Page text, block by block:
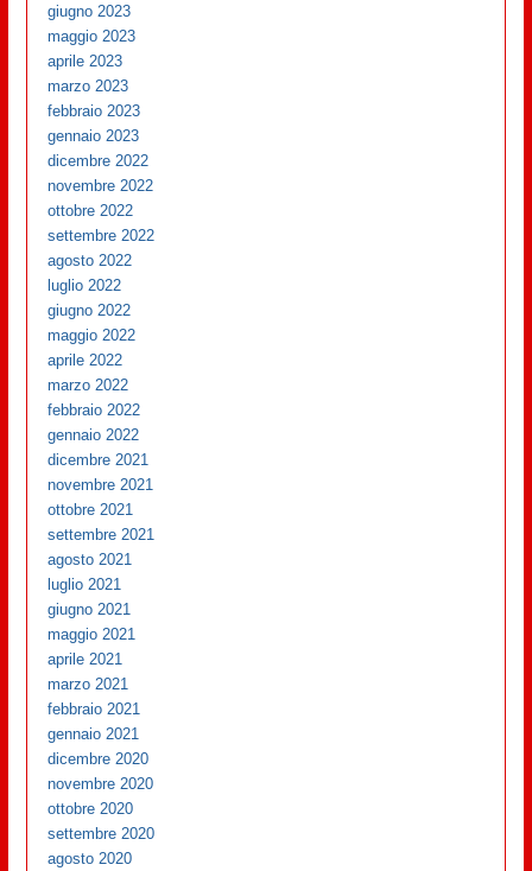
giugno 2023
maggio 2023
aprile 2023
marzo 2023
febbraio 2023
gennaio 2023
dicembre 2022
novembre 2022
ottobre 2022
settembre 2022
agosto 2022
luglio 2022
giugno 2022
maggio 2022
aprile 2022
marzo 2022
febbraio 2022
gennaio 2022
dicembre 2021
novembre 2021
ottobre 2021
settembre 2021
agosto 2021
luglio 2021
giugno 2021
maggio 2021
aprile 2021
marzo 2021
febbraio 2021
gennaio 2021
dicembre 2020
novembre 2020
ottobre 2020
settembre 2020
agosto 2020